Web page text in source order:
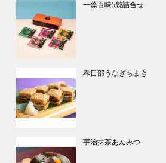
一藻百味5袋詰合せ
春日部うなぎちまき
宇治抹茶あんみつ